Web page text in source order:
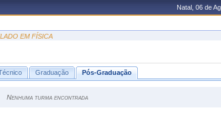
Natal, 06 de
EM FÍSICA
Graduação Pós-Graduação
Nenhuma turma encontrada